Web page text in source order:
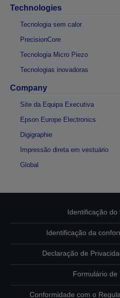
Technologies
Tecnologia sem calor
PrecisionCore
Tecnologia Micro Piezo
Tecnologias inovadoras
Company
Site da Equipa Executiva
Epson Europe Electronics
Digigraphie
Impressão direta em vestuário
Global
Identificação do
Identificação da
Declaração de
Formulário de
Conformidade com o